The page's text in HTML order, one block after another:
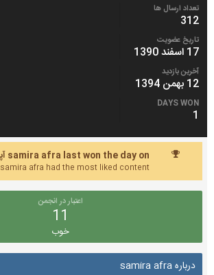
تعداد ارسال ها
312
تاریخ عضویت
17 اسفند 1390
آخرین بازدید
12 بهمن 1394
DAYS WON
1
samira afra last won the day on آپریل 14 2012
samira afra had the most liked content!
اعتبار در انجمن
11
خوب
درباره samira afra